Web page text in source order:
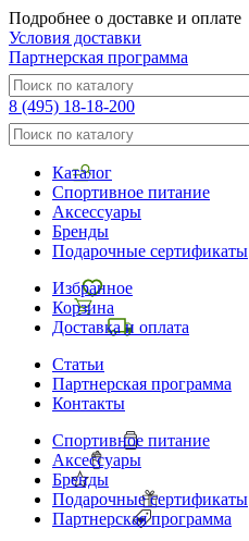
Подробнее о доставке и оплате
Условия доставки
Партнерская программа
8 (495) 18-18-200
Каталог
Спортивное питание
Аксессуары
Бренды
Подарочные сертификаты
Избранное
Корзина
Доставка и оплата
Статьи
Партнерская программа
Контакты
Спортивное питание
Аксессуары
Бренды
Подарочные сертификаты
Партнерская программа